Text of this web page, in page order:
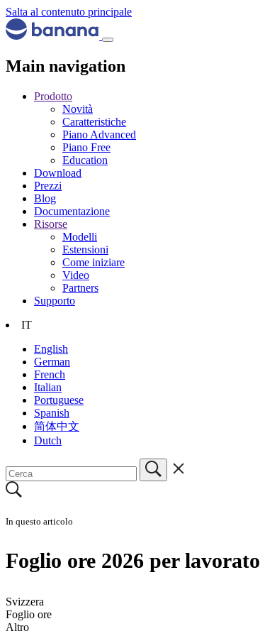
Salta al contenuto principale
Main navigation
Prodotto
Novità
Caratteristiche
Piano Advanced
Piano Free
Education
Download
Prezzi
Blog
Documentazione
Risorse
Modelli
Estensioni
Come iniziare
Video
Partners
Supporto
IT
English
German
French
Italian
Portuguese
Spanish
简体中文
Dutch
In questo articolo
Foglio ore 2026 per
Svizzera
Foglio ore
Altro